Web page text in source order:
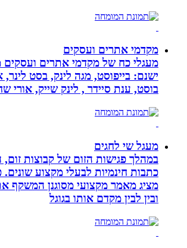
מקדמי אתרים ועסקים
מעגלי כח של מקדמי אתרים ועסקים מכל
ישנם: בייפוסט, מגה לינק, בסט לינר,
בוסט, ענת סיידר , לינק שייק, אורי שחם
מעגל שי לחגים
במהלך פגישות הזום של קבוצות זום,
כתבות חינמיות לבעלי מקצוע שונים. כל
מציג מאמר מקצועי מסוגנן המשקף את
ובין לבין מקדם אותו בגוגל